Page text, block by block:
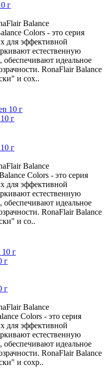
г
Balance
Colors - это серия
для эффективной
естественную
обеспечивают идеальное
RonaFlair Balance
и сох..
г
г
Balance
Colors - это серия
для эффективной
естественную
обеспечивают идеальное
RonaFlair Balance
и со..
г
г
Balance
Colors - это серия
для эффективной
естественную
обеспечивают идеальное
RonaFlair Balance
и сохр..